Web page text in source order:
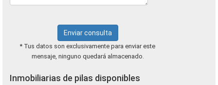
Enviar consulta
* Tus datos son exclusivamente para enviar este
mensaje, ninguno quedará almacenado.
Inmobiliarias de pilas disponibles